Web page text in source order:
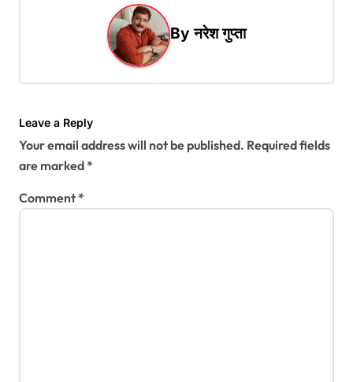
g
a
t
i
o
Byनरेश गुप्ता
Leave a Reply
Your email address will not be published. Required fields
are marked*
Comment*